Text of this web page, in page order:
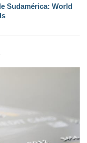
Sudamérica: World